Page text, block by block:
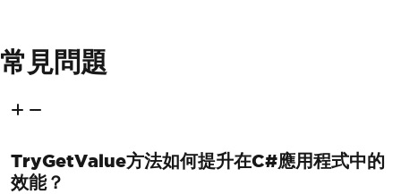
常見問題
TryGetValue方法如何提升在C#應用程式中的
效能？